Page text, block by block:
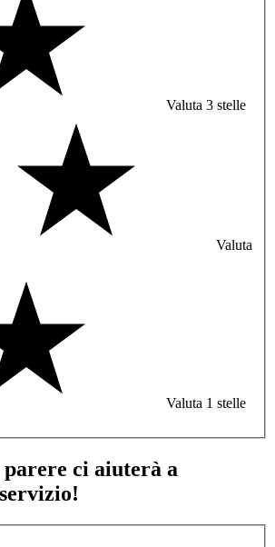
Valuta 3 stelle
Valuta
Valuta 1 stelle
ci aiuterà a